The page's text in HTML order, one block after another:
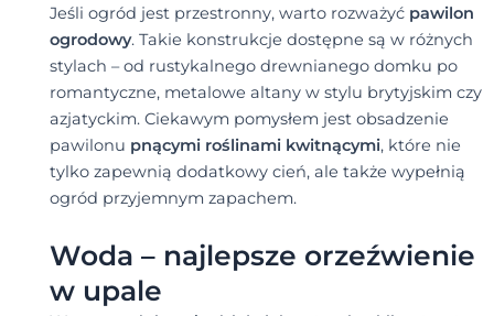
Jeśli ogród jest przestronny, warto rozważyć pawilon
ogrodowy. Takie konstrukcje dostępne są w różnych
stylach – od rustykalnego drewnianego domku po
romantyczne, metalowe altany w stylu brytyjskim czy
azjatyckim. Ciekawym pomysłem jest obsadzenie
pawilonu pnącymi roślinami kwitnącymi, które nie
tylko zapewnią dodatkowy cień, ale także wypełnią
ogród przyjemnym zapachem.
Woda – najlepsze orzeźwienie
w upale